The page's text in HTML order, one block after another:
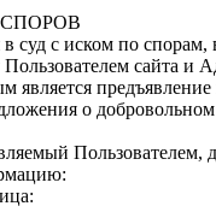
суд с иском по
сайта и
является
о
Пользователем,